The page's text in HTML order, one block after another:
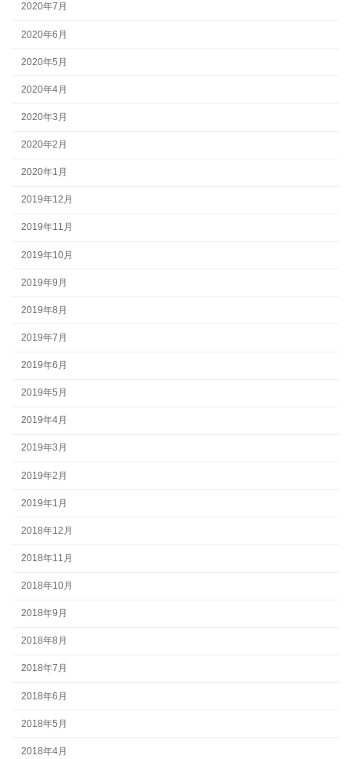
2020年7月
2020年6月
2020年5月
2020年4月
2020年3月
2020年2月
2020年1月
2019年12月
2019年11月
2019年10月
2019年9月
2019年8月
2019年7月
2019年6月
2019年5月
2019年4月
2019年3月
2019年2月
2019年1月
2018年12月
2018年11月
2018年10月
2018年9月
2018年8月
2018年7月
2018年6月
2018年5月
2018年4月